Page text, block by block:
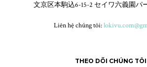
文京区本駒込6-15-2 セイワ六義園パ
Liên hệ chúng tôi:
THEO DÕI CHÚNG TÔI